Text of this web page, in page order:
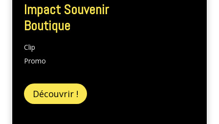
Impact Souvenir
Boutique
Clip
Promo
Découvrir !